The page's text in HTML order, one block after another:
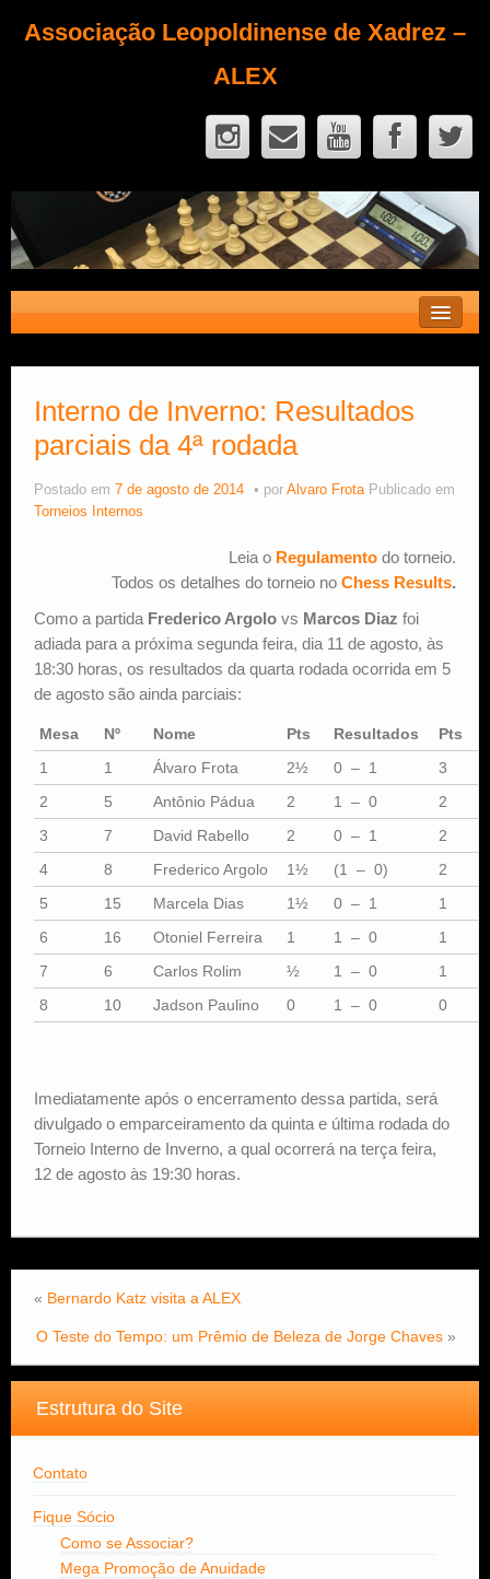
Associação Leopoldinense de Xadrez –
ALEX
Fique Sócio
Quem Somos?
Calendário
Interno de Inverno: Resultados
parciais da 4ª rodada
Postado em 7 de agosto de 2014 por Alvaro Frota Publicado em
Torneios Internos
Leia o Regulamento do torneio.
Todos os detalhes do torneio no Chess Results.
Como a partida Frederico Argolo vs Marcos Diaz foi
adiada para a próxima segunda feira, dia 11 de agosto, às
18:30 horas, os resultados da quarta rodada ocorrida em 5
de agosto são ainda parciais:
Mesa Nº Nome Pts Resultados Pts
1
1 Álvaro Frota 2½ 0 – 1 3
2
5 Antônio Pádua 2 1 – 0 2
3
7 David Rabello 2 0 – 1 2
4
8 Frederico Argolo 1½ (1 – 0) 2
5
15 Marcela Dias 1½ 0 – 1 1
6
16 Otoniel Ferreira 1 1 – 0 1
7
6 Carlos Rolim ½ 1 – 0 1
8
10 Jadson Paulino 0 1 – 0 0
Imediatamente após o encerramento dessa partida, será
divulgado o emparceiramento da quinta e última rodada do
Torneio Interno de Inverno, a qual ocorrerá na terça feira,
12 de agosto às 19:30 horas.
« Bernardo Katz visita a ALEX
O Teste do Tempo: um Prêmio de Beleza de Jorge Chaves »
Estrutura do Site
Contato
Fique Sócio
Como se Associar?
Mega Promoção de Anuidade